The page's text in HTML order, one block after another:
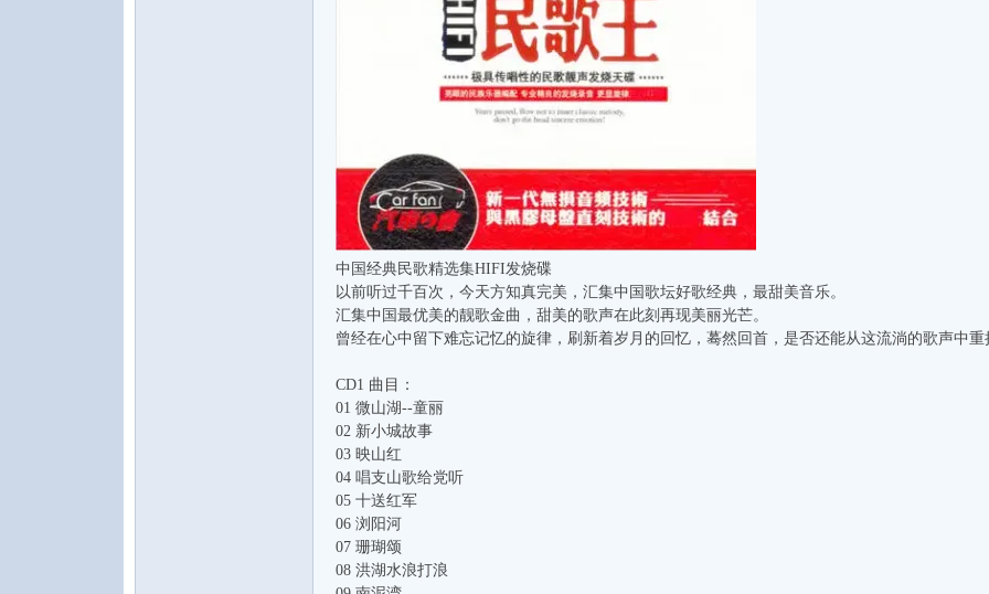
中国经典民歌精选集HIFI发烧碟
以前听过千百次，今天方知真完美，汇集中国歌坛好歌经典，最甜美音乐。
汇集中国最优美的靓歌金曲，甜美的歌声在此刻再现美丽光芒。
曾经在心中留下难忘记忆的旋律，刷新着岁月的回忆，蓦然回首，是否还能从这流淌的歌声中
CD1 曲目：
01 微山湖--童丽
02 新小城故事
03 映山红
04 唱支山歌给党听
05 十送红军
06 浏阳河
07 珊瑚颂
08 洪湖水浪打浪